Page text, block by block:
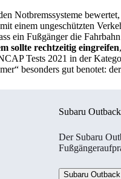
Notbremssysteme
einem ungeschützten
ein Fußgänger die
sollte rechtzeitig eingreifen
Tests 2021 in der
besonders gut benotet:
Subaru Outback
Der Subaru
Subaru